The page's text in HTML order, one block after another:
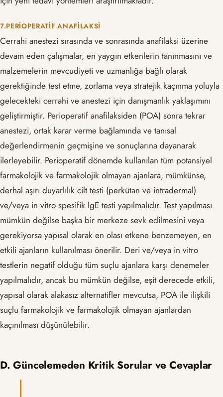
7.PERIOPERATIF ANAFILAKSI
Cerrahi anestezi sırasında ve sonrasında anafilaksi üzerine
devam eden çalışmalar, en yaygın etkenlerin tanınmasını ve
malzemelerin mevcudiyeti ve uzmanlığa bağlı olarak
gerektiğinde test etme, zorlama veya stratejik kaçınma yoluyla
gelecekteki cerrahi ve anestezi için danışmanlık yaklaşımını
geliştirmiştir. Perioperatif anafilaksiden (POA) sonra tekrar
anestezi, ortak karar verme bağlamında ve tanısal
değerlendirmenin geçmişine ve sonuçlarına dayanarak
ilerleyebilir. Perioperatif dönemde kullanılan tüm potansiyel
farmakolojik ve farmakolojik olmayan ajanlara, mümkünse,
derhal aşırı duyarlılık cilt testi (perkütan ve intradermal)
ve/veya in vitro spesifik IgE testi yapılmalıdır. Test yapılması
mümkün değilse başka bir merkeze sevk edilmesini veya
gerekiyorsa yapısal olarak en olası etkene benzemeyen, en
etkili ajanların kullanılması önerilir. Deri ve/veya in vitro
testlerin negatif olduğu tüm suçlu ajanlara karşı denemeler
yapılmalıdır, ancak bu mümkün değilse, eşit derecede etkili,
yapısal olarak alakasız alternatifler mevcutsa, POA ile ilişkili
suçlu farmakolojik ve farmakolojik olmayan ajanlardan
kaçınılması düşünülebilir.
D. Güncelemeden Kritik Sorular ve Cevaplar